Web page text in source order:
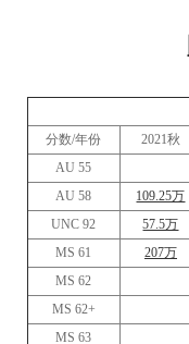
分数/年份
2021秋
AU 55
AU 58
109.25万
UNC 92
57.5万
MS 61
207万
MS 62
MS 62+
MS 63